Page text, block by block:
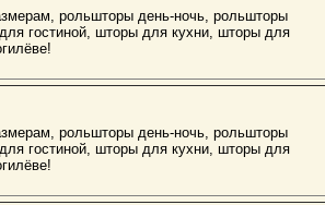
рольшторы день-ночь, рольшторы
гостиной, шторы для кухни, шторы для
рольшторы день-ночь, рольшторы
гостиной, шторы для кухни, шторы для